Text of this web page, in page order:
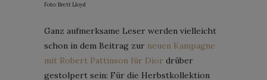
Foto: Brett Lloyd
Ganz aufmerksame Leser werden vielleicht
schon in dem Beitrag zur neuen Kampagne
mit Robert Pattinson für Dior drüber
gestolpert sein: Für die Herbstkollektion